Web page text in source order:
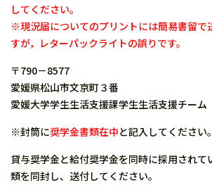
してください。
※現況届についてのプリントには簡易書留で
すが，レターパックライトの誤りです。
〒790－8577
愛媛県松山市文京町３番
愛媛大学学生生活支援課学生生活支援チー
※封筒に奨学金書類在中と記入してください。
貸与奨学金と給付奨学金を同時に採用されて
類を同封し、送付してください。